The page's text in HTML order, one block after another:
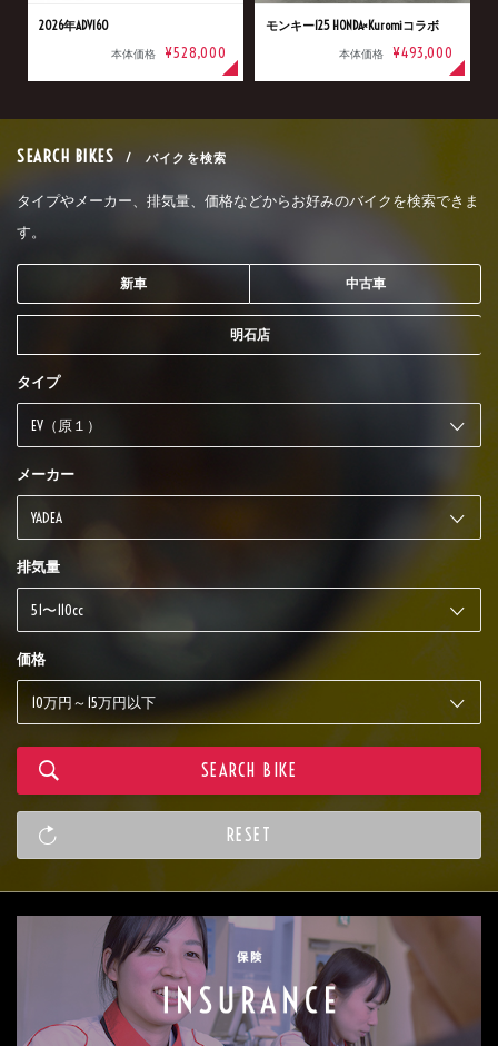
2026年ADV160
本体価格 ¥528,000
モンキー125 HONDA×Kuromiコラボ
本体価格 ¥493,000
SEARCH BIKES / バイクを検索
タイプやメーカー、排気量、価格などからお好みのバイクを検索できま
す。
新車 中古車
明石店
タイプ
メーカー
排気量
価格